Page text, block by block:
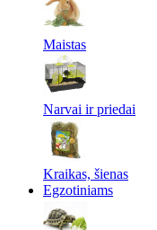
Maistas
Narvai ir priedai
Kraikas, šienas
Egzotiniams